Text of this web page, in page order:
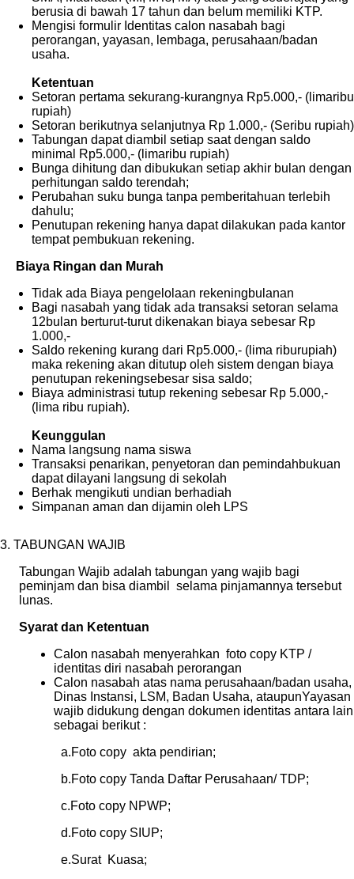
berusia di bawah 17 tahun dan belum memiliki KTP.
Mengisi formulir Identitas calon nasabah bagi
perorangan, yayasan, lembaga, perusahaan/badan
usaha.
Ketentuan
Setoran pertama sekurang-kurangnya Rp5.000,- (limaribu
rupiah)
Setoran berikutnya selanjutnya Rp 1.000,- (Seribu rupiah)
Tabungan dapat diambil setiap saat dengan saldo
minimal Rp5.000,- (limaribu rupiah)
Bunga dihitung dan dibukukan setiap akhir bulan dengan
perhitungan saldo terendah;
Perubahan suku bunga tanpa pemberitahuan terlebih
dahulu;
Penutupan rekening hanya dapat dilakukan pada kantor
tempat pembukuan rekening.
Biaya Ringan dan Murah
Tidak ada Biaya pengelolaan rekeningbulanan
Bagi nasabah yang tidak ada transaksi setoran selama
12bulan berturut-turut dikenakan biaya sebesar Rp
1.000,-
Saldo rekening kurang dari Rp5.000,- (lima riburupiah)
maka rekening akan ditutup oleh sistem dengan biaya
penutupan rekeningsebesar sisa saldo;
Biaya administrasi tutup rekening sebesar Rp 5.000,-
(lima ribu rupiah).
Keunggulan
Nama langsung nama siswa
Transaksi penarikan, penyetoran dan pemindahbukuan
dapat dilayani langsung di sekolah
Berhak mengikuti undian berhadiah
Simpanan aman dan dijamin oleh LPS
3. TABUNGAN WAJIB
Tabungan Wajib adalah tabungan yang wajib bagi
peminjam dan bisa diambil selama pinjamannya tersebut
lunas.
Syarat dan Ketentuan
Calon nasabah menyerahkan foto copy KTP /
identitas diri nasabah perorangan
Calon nasabah atas nama perusahaan/badan usaha,
Dinas Instansi, LSM, Badan Usaha, ataupunYayasan
wajib didukung dengan dokumen identitas antara lain
sebagai berikut :
a.Foto copy akta pendirian;
b.Foto copy Tanda Daftar Perusahaan/ TDP;
c.Foto copy NPWP;
d.Foto copy SIUP;
e.Surat Kuasa;